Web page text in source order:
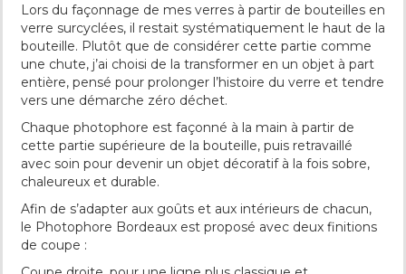
Lors du façonnage de mes verres à partir de bouteilles en
verre surcyclées, il restait systématiquement le haut de la
bouteille. Plutôt que de considérer cette partie comme
une chute, j’ai choisi de la transformer en un objet à part
entière, pensé pour prolonger l’histoire du verre et tendre
vers une démarche zéro déchet.
Chaque photophore est façonné à la main à partir de
cette partie supérieure de la bouteille, puis retravaillé
avec soin pour devenir un objet décoratif à la fois sobre,
chaleureux et durable.
Afin de s’adapter aux goûts et aux intérieurs de chacun,
le Photophore Bordeaux est proposé avec deux finitions
de coupe :